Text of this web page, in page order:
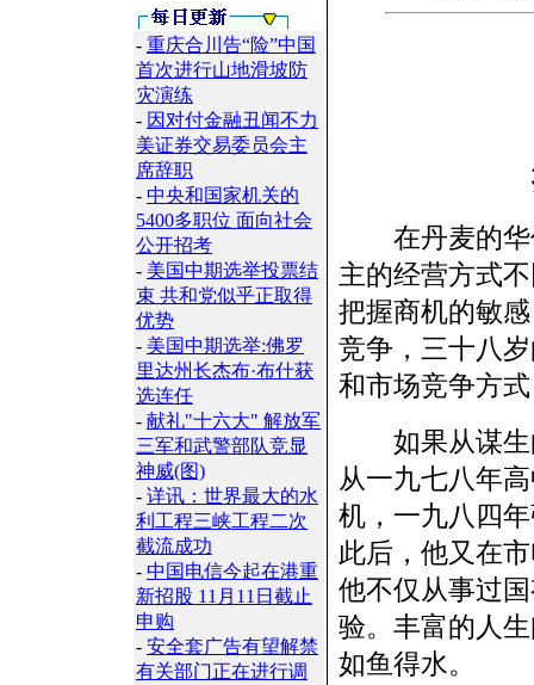
- 重庆合川告“险”中国
首次进行山地滑坡防
灾演练
- 因对付金融丑闻不力
美证券交易委员会主
席辞职
- 中央和国家机关的
5400多职位 面向社会
公开招考
- 美国中期选举投票结
束 共和党似乎正取得
优势
- 美国中期选举:佛罗
里达州长杰布·布什获
选连任
- 献礼"十六大" 解放军
三军和武警部队竞显
神威(图)
- 详讯：世界最大的水
利工程三峡工程二次
截流成功
- 中国电信今起在港重
新招股 11月11日截止
申购
- 安全套广告有望解禁
有关部门正在进行调
在丹麦的华
主的经营方式
把握商机的敏
竞争，三十八
和市场竞争方
如果从谋生
从一九七八年
机，一九八四
此后，他又在
他不仅从事过
验。丰富的人
如鱼得水。